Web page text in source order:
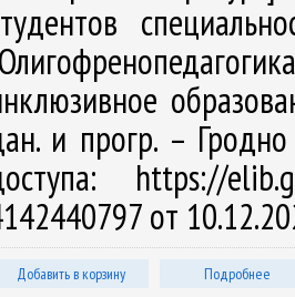
и прогр. –
https://
от
Добавить в корзину Подробнее